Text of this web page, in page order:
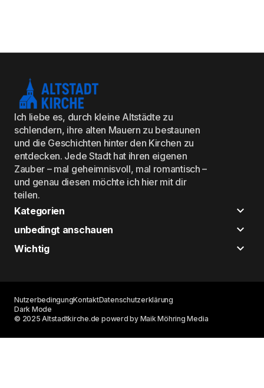
Ich liebe es, durch kleine Altstädte zu
schlendern, ihre alten Mauern zu bestaunen
und die Geschichten hinter den Kirchen zu
entdecken. Jede Stadt hat ihren eigenen
Zauber – mal geheimnisvoll, mal romantisch –
und genau diesen möchte ich hier mit dir
teilen.
Kategorien
unbedingt anschauen
Wichtig
© 2025 Altstadtkirche.de powerd by Maik Möhring Media
NutzerbedingungKontaktDatenschutzerklärung
Dark Mode